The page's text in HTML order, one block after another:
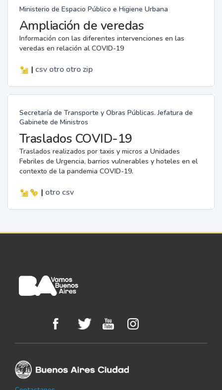
Ministerio de Espacio Público e Higiene Urbana
Ampliación de veredas
Información con las diferentes intervenciones en las
veredas en relación al COVID-19
| csv otro otro zip
Secretaría de Transporte y Obras Públicas. Jefatura de
Gabinete de Ministros
Traslados COVID-19
Traslados realizados por taxis y micros a Unidades
Febriles de Urgencia, barrios vulnerables y hoteles en el
contexto de la pandemia COVID-19.
| otro csv